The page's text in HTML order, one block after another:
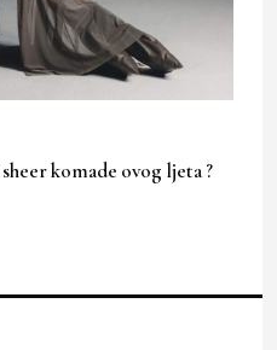
komade ovog ljeta ?